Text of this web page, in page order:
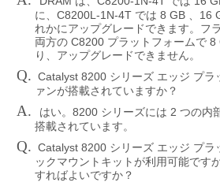
に、 C8200L-1N-4T では 8 GB 、 16
れかにアップグレードできます。フ
両方の C8200 プラットフォームで 8
り、アップグレードできません。
Q. Catalyst 8200 シリーズ エッジ プラ
ァンが搭載されていますか？
A. はい。 8200 シリーズには 2 つの内
搭載されています。
Q. Catalyst 8200 シリーズ エッジ プラ
ックマウントキットが利用可能です
すればよいですか？